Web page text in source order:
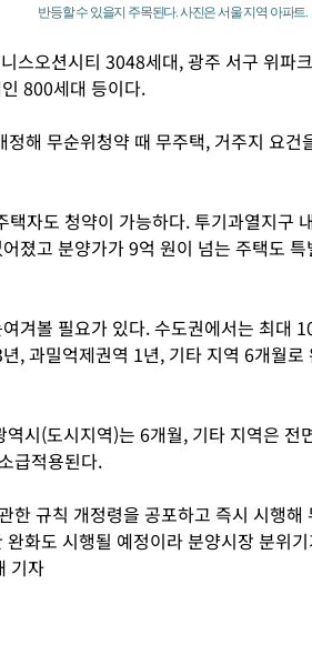
반등할 수 있을지 주목된다. 사진은 서울 지역 아파트.
스오션시티 3048세대, 광주 서구 위파
800세대 등이다.
해 무순위청약 때 무주택, 거주지 요건
자도 청약이 가능하다. 투기과열지구
졌고 분양가가 9억 원이 넘는 주택도 특
겨볼 필요가 있다. 수도권에서는 최대
, 과밀억제권역 1년, 기타 지역 6개월로
시(도시지역)는 6개월, 기타 지역은 전
급적용된다.
한 규칙 개정령을 공포하고 즉시 시행해
화도 시행될 예정이라 분양시장 분위
기자